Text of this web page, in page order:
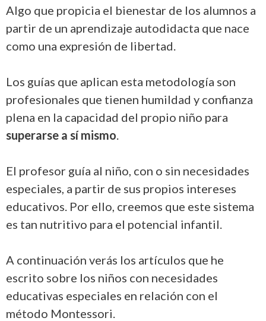
Algo que propicia el bienestar de los alumnos a
partir de un aprendizaje autodidacta que nace
como una expresión de libertad.
Los guías que aplican esta metodología son
profesionales que tienen humildad y confianza
plena en la capacidad del propio niño para
superarse a sí mismo.
El profesor guía al niño, con o sin necesidades
especiales, a partir de sus propios intereses
educativos. Por ello, creemos que este sistema
es tan nutritivo para el potencial infantil.
A continuación verás los artículos que he
escrito sobre los niños con necesidades
educativas especiales en relación con el
método Montessori.